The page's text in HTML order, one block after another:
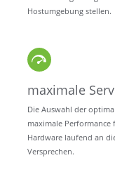
Hostumgebung stellen.
maximale
Die Auswahl der
maximale Performance
Hardware laufend an
Versprechen.